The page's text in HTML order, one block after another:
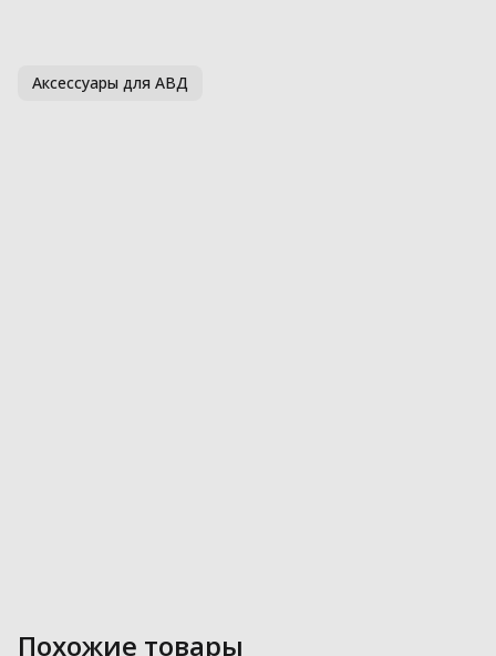
Аксессуары для АВД
Похожие товары